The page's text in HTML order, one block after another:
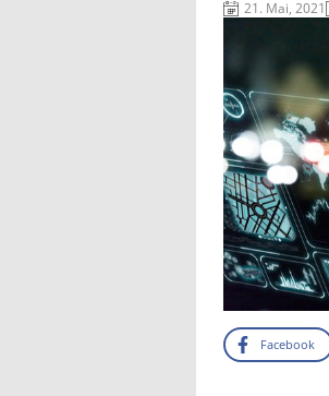
21. Mai, 2021
Facebook